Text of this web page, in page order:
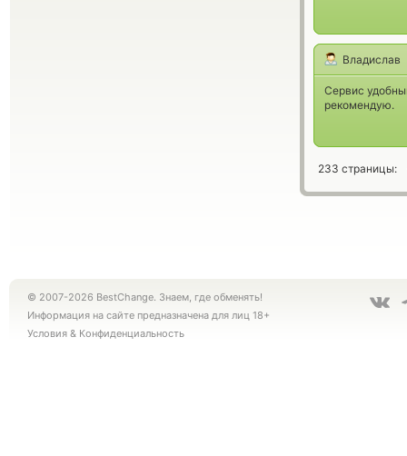
Владислав
Сервис
рекомендую.
233 страницы:
© 2007-2026 BestChange. Знаем, где обменять!
Информация на сайте предназначена для лиц 18+
Условия & Конфиденциальность